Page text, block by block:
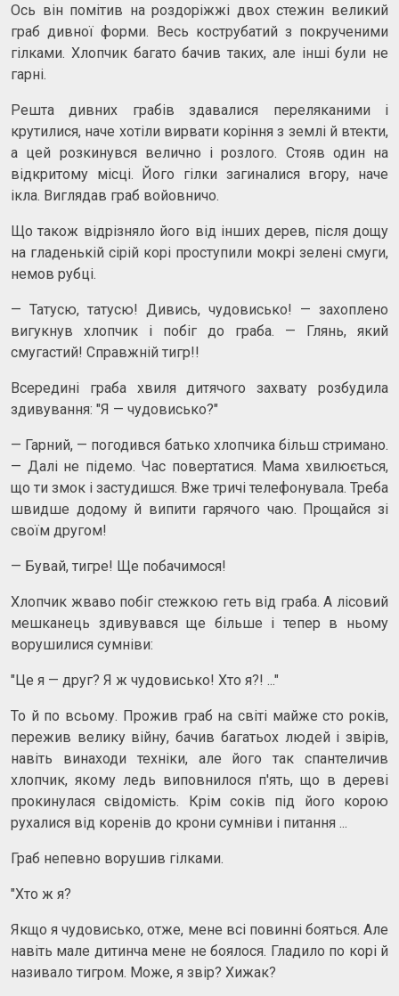
Ось він помітив на роздоріжжі двох стежин великий
граб дивної форми. Весь кострубатий з покрученими
гілками. Хлопчик багато бачив таких, але інші були не
гарні.
Решта дивних грабів здавалися переляканими і
крутилися, наче хотіли вирвати коріння з землі й втекти,
а цей розкинувся велично і розлого. Стояв один на
відкритому місці. Його гілки загиналися вгору, наче
ікла. Виглядав граб войовничо.
Що також відрізняло його від інших дерев, після дощу
на гладенькій сірій корі проступили мокрі зелені смуги,
немов рубці.
— Татусю, татусю! Дивись, чудовисько! — захоплено
вигукнув хлопчик і побіг до граба. — Глянь, який
смугастий! Справжній тигр!!
Всередині граба хвиля дитячого захвату розбудила
здивування: "Я — чудовисько?"
— Гарний, — погодився батько хлопчика більш стримано.
— Далі не підемо. Час повертатися. Мама хвилюється,
що ти змок і застудишся. Вже тричі телефонувала. Треба
швидше додому й випити гарячого чаю. Прощайся зі
своїм другом!
— Бувай, тигре! Ще побачимося!
Хлопчик жваво побіг стежкою геть від граба. А лісовий
мешканець здивувався ще більше і тепер в ньому
ворушилися сумніви:
"Це я — друг? Я ж чудовисько! Хто я?! ..."
То й по всьому. Прожив граб на світі майже сто років,
пережив велику війну, бачив багатьох людей і звірів,
навіть винаходи техніки, але його так спантеличив
хлопчик, якому ледь виповнилося п'ять, що в дереві
прокинулася свідомість. Крім соків під його корою
рухалися від коренів до крони сумніви і питання ...
Граб непевно ворушив гілками.
"Хто ж я?
Якщо я чудовисько, отже, мене всі повинні бояться. Але
навіть мале дитинча мене не боялося. Гладило по корі й
називало тигром. Може, я звір? Хижак?